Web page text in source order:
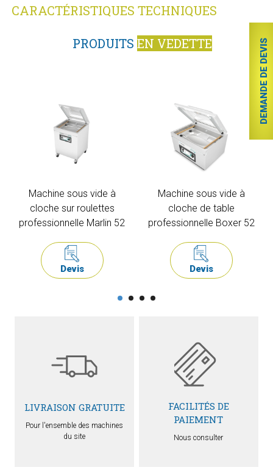
DEMANDE DE DEVIS
CARACTÉRISTIQUES TECHNIQUES
PRODUITSEN VEDETTE
Machine sous vide à
cloche sur roulettes
professionnelle Marlin 52
Devis
Machine sous vide à
cloche de table
professionnelle Boxer 52
Devis
LIVRAISON GRATUITE
Pour l'ensemble des machines
du site
FACILITÉS DE
PAIEMENT
Nous consulter